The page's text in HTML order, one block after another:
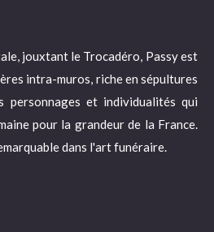
jouxtant le Trocadéro, Passy est
intra-muros, riche en sépultures
personnages et individualités qui
pour la grandeur de la France.
dans l'art funéraire.